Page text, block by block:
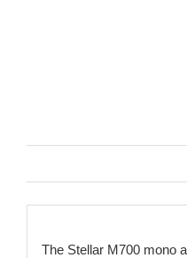
The Stellar M700 mono